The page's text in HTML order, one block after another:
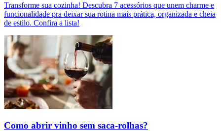
Transforme sua cozinha! Descubra 7 acessórios que unem charme e
funcionalidade pra deixar sua rotina mais prática, organizada e cheia
de estilo. Confira a lista!
Como abrir vinho sem saca-rolhas?